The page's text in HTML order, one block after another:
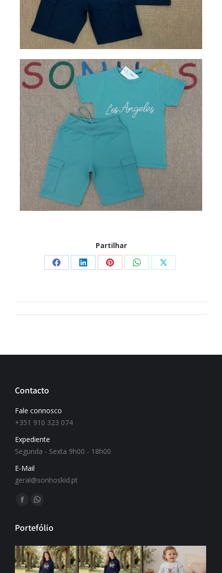
Partilhar
Contacto
Fale connosco
+351 910 323 074
Expediente
Segunda - Sexta 9h00 - 18h00
E-Mail
geral@sonhoskid.pt
Find us on:
Portefólio